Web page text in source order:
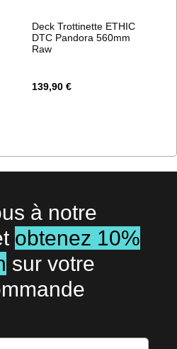
Deck Trottinette ETHIC
DTC Pandora 560mm
Raw
139,90 €
à notre
obtenez 10%
sur votre